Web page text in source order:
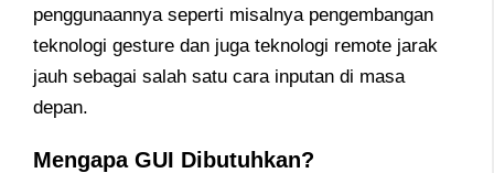
penggunaannya seperti misalnya pengembangan
teknologi gesture dan juga teknologi remote jarak
jauh sebagai salah satu cara inputan di masa
depan.
Mengapa GUI Dibutuhkan?